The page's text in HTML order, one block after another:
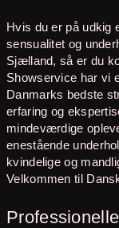
Hvis du er på udkig
sensualitet og
Sjælland, så er du
Showservice har vi
Danmarks bedste
erfaring og
mindeværdige
enestående
kvindelige og
Velkommen til